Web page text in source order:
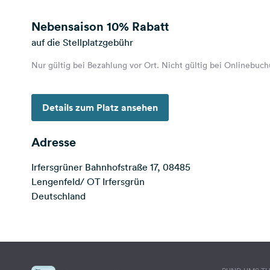
Nebensaison 10% Rabatt
auf die Stellplatzgebühr
Nur gültig bei Bezahlung vor Ort. Nicht gültig bei
Details zum Platz ansehen
Adresse
Irfersgrüner Bahnhofstraße 17, 08485
Lengenfeld/ OT Irfersgrün
Deutschland